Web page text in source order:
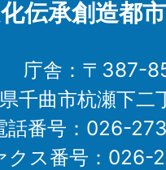
伝承創造都
庁舎：〒387-
千曲市杭瀬下二
話番号：026-
クス番号：026-